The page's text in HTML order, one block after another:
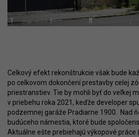
Celkový efekt rekonštrukcie však bude
po celkovom dokončení prestavby celej
priestranstiev. Tie by mohli byť do veľkej
v priebehu roka 2021, keďže developer
podzemnej garáže Pradiarne 1900. Nad
budúceho námestia, ktoré bude
Aktuálne ešte prebiehajú výkopové práce